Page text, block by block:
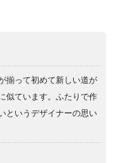
揃って初めて新しい道が
似ています。ふたりで作
というデザイナーの思い